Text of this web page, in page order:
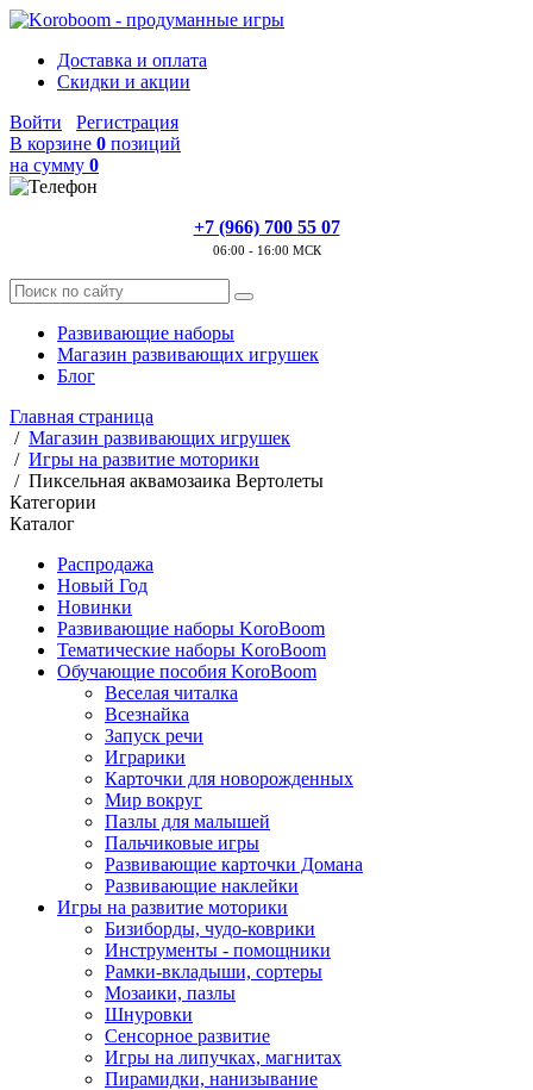
Доставка и оплата
Скидки и акции
Войти
Регистрация
В корзине 0 позиций
на сумму 0
+7 (966) 700 55 07
06:00 - 16:00 МСК
Развивающие наборы
Магазин развивающих игрушек
Блог
Главная страница
/ Магазин развивающих игрушек
/ Игры на развитие моторики
/ Пиксельная аквамозаика Вертолеты
Категории
Каталог
Распродажа
Новый Год
Новинки
Развивающие наборы KoroBoom
Тематические наборы KoroBoom
Обучающие пособия KoroBoom
Веселая читалка
Всезнайка
Запуск речи
Играрики
Карточки для новорожденных
Мир вокруг
Пазлы для малышей
Пальчиковые игры
Развивающие карточки Домана
Развивающие наклейки
Игры на развитие моторики
Бизиборды, чудо-коврики
Инструменты - помощники
Рамки-вкладыши, сортеры
Мозаики, пазлы
Шнуровки
Сенсорное развитие
Игры на липучках, магнитах
Пирамидки, нанизывание